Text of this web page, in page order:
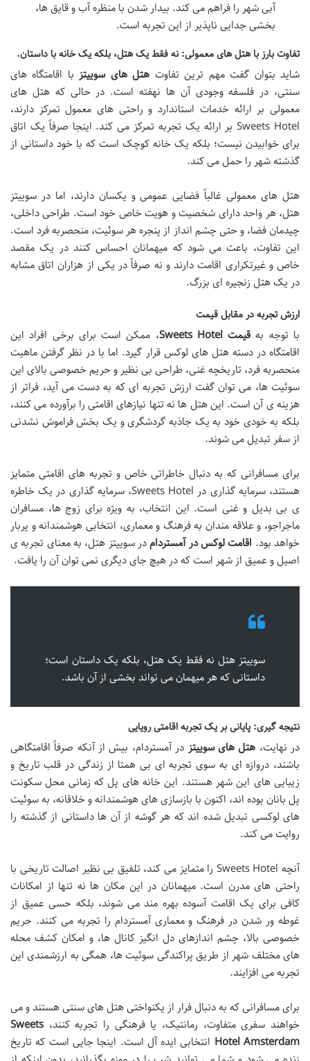
آبی شهر را فراهم می کند. بیدار شدن با منظره آب و قایق ها،
بخشی جدایی ناپذیر از این تجربه است.
تفاوت بارز با هتل های معمولی: نه فقط یک هتل، بلکه یک خانه با داستان.
شاید بتوان گفت مهم ترین تفاوت هتل های سوییتز با اقامتگاه های
سنتی، در فلسفه وجودی آن ها نهفته است. در حالی که هتل های
معمولی بر ارائه خدمات استاندارد و راحتی های معمول تمرکز دارند،
Sweets Hotel بر ارائه یک تجربه تمرکز می کند. اینجا صرفاً یک اتاق
برای خوابیدن نیست؛ بلکه یک خانه کوچک است که با خود داستانی از
گذشته شهر را حمل می کند.
هتل های معمولی غالباً فضایی عمومی و یکسان دارند، اما در سوییتز
هتل، هر واحد دارای شخصیت و هویت خاص خود است. طراحی داخلی،
چیدمان فضا، و حتی چشم انداز از پنجره هر سوئیت، منحصربه فرد است.
این تفاوت، باعث می شود که میهمانان احساس کنند در یک مقصد
خاص و غیرتکراری اقامت دارند و نه صرفاً در یکی از هزاران اتاق مشابه
در یک هتل زنجیره ای بزرگ.
ارزش تجربه در مقابل قیمت
با توجه به قیمت Sweets Hotel
، ممکن است برای برخی افراد این
اقامتگاه در دسته هتل های لوکس قرار گیرد. اما با در نظر گرفتن ماهیت
منحصربه فرد، تاریخچه غنی، طراحی بی نظیر و حریم خصوصی بالای این
سوئیت ها، می توان گفت ارزش تجربه ای که به دست می آید، فراتر از
هزینه ی آن است. این هتل ها نه تنها نیازهای اقامتی را برآورده می کنند،
بلکه به خودی خود به یک جاذبه گردشگری و یک بخش فراموش نشدنی
از سفر تبدیل می شوند.
برای مسافرانی که به دنبال خاطراتی خاص و تجربه های اقامتی متمایز
هستند، سرمایه گذاری در Sweets Hotel، سرمایه گذاری در یک خاطره
ی بی بدیل و غنی است. این انتخاب، به ویژه برای زوج ها، مسافران
ماجراجو، و علاقه مندان به فرهنگ و معماری، انتخابی هوشمندانه و پربار
خواهد بود. اقامت لوکس در آمستردامدر سوییتز هتل، به معنای تجربه ی
اصیل و عمیق از شهر است که در هیچ جای دیگری نمی توان آن را یافت.
سوییتز هتل نه فقط یک هتل، بلکه یک داستان است؛
داستانی که هر میهمان می تواند بخشی از آن باشد.
نتیجه گیری: پایانی بر یک تجربه اقامتی رویایی
در نهایت، هتل های سوییتز در آمستردام، بیش از آنکه صرفاً اقامتگاهی
باشند، دروازه ای به سوی تجربه ای بی همتا از زندگی در قلب تاریخ و
زیبایی های این شهر هستند. این خانه های پل که زمانی محل سکونت
پل بانان بوده اند، اکنون با بازسازی های هوشمندانه و خلاقانه، به سوئیت
های لوکسی تبدیل شده اند که هر گوشه از آن ها داستانی از گذشته را
روایت می کند.
آنچه Sweets Hotel را متمایز می کند، تلفیق بی نظیر اصالت تاریخی با
راحتی های مدرن است. میهمانان در این مکان ها نه تنها از امکانات
کافی برای یک اقامت آسوده بهره مند می شوند، بلکه حسی عمیق از
غوطه ور شدن در فرهنگ و معماری آمستردام را تجربه می کنند. حریم
خصوصی بالا، چشم اندازهای دل انگیز کانال ها، و امکان کشف محله
های مختلف شهر از طریق پراکندگی سوئیت ها، همگی به ارزشمندی این
تجربه می افزایند.
برای مسافرانی که به دنبال فرار از یکنواختی هتل های سنتی هستند و می
خواهند سفری متفاوت، رمانتیک، یا فرهنگی را تجربه کنند، Sweets
Hotel Amsterdam انتخابی ایده آل است. اینجا جایی است که تاریخ